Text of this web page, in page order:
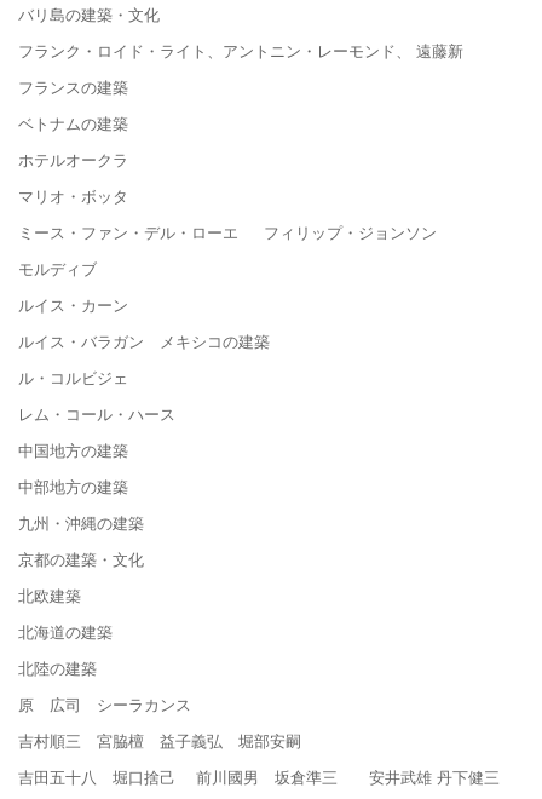
バリ島の建築・文化
フランク・ロイド・ライト、アントニン・レーモンド、 遠藤新
フランスの建築
ベトナムの建築
ホテルオークラ
マリオ・ボッタ
ミース・ファン・デル・ローエ フィリップ・ジョンソン
モルディブ
ルイス・カーン
ルイス・バラガン メキシコの建築
ル・コルビジェ
レム・コール・ハース
中国地方の建築
中部地方の建築
九州・沖縄の建築
京都の建築・文化
北欧建築
北海道の建築
北陸の建築
原 広司 シーラカンス
吉村順三 宮脇檀 益子義弘 堀部安嗣
吉田五十八 堀口捨己 前川國男 坂倉準三 安井武雄 丹下健三